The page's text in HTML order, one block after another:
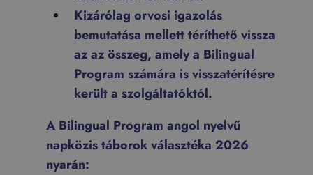
Kizárólag orvosi igazolás
bemutatása mellett téríthető vissza
az az összeg, amely a Bilingual
Program számára is visszatérítésre
került a szolgáltatóktól.
A Bilingual Program angol nyelvű
napközis táborok választéka 2026
nyarán: